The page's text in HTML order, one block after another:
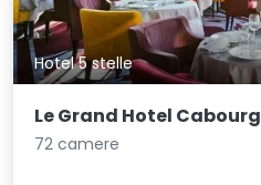
Hotel 5 stelle
Le Grand Hotel Cabourg
72 camere